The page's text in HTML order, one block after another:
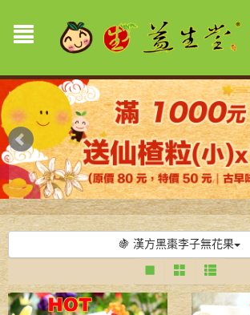
🍇 漢方黑棗李子無花果